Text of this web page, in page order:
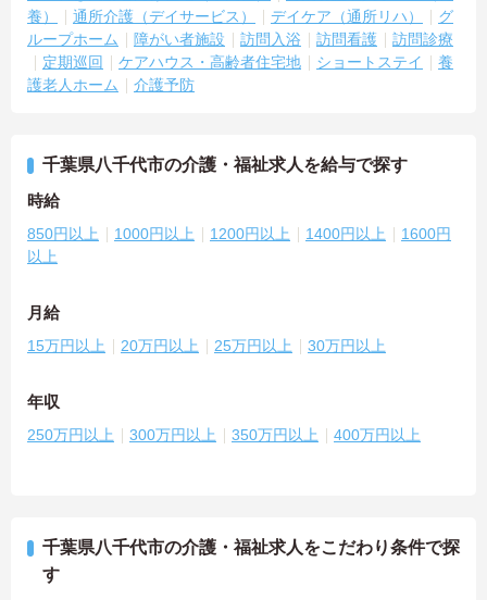
養）
通所介護（デイサービス） デイケア（通所リハ）
グ
ループホーム
障がい者施設 訪問入浴 訪問看護
訪問診療
定期巡回
ケアハウス・高齢者住宅地 ショートステイ
養
護老人ホーム
介護予防
千葉県八千代市の介護・福祉求人を給与で探す
時給
850円以上 1000円以上 1200円以上 1400円以上
1600円
以上
月給
15万円以上 20万円以上 25万円以上 30万円以上
年収
250万円以上 300万円以上 350万円以上 400万円以上
千葉県八千代市の介護・福祉求人をこだわり条件で探
す